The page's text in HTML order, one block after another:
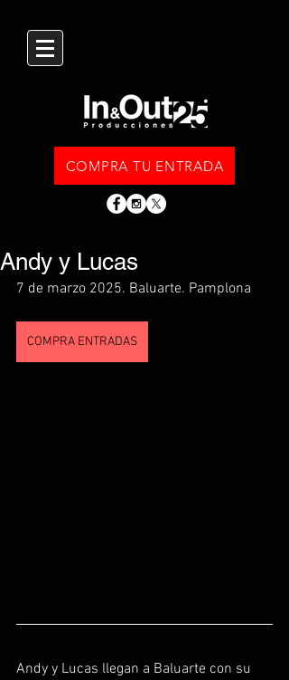
COMPRA TU ENTRADA
Andy y Lucas
7 de marzo 2025. Baluarte. Pamplona
COMPRA ENTRADAS
Andy y Lucas llegan a Baluarte con su